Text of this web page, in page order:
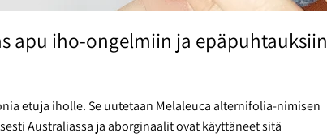
apu iho-ongelmiin ja epäpuhtauksiin
etuja iholle. Se uutetaan Melaleuca alternifolia-nimisen
Australiassa ja aborginaalit ovat käyttäneet sitä